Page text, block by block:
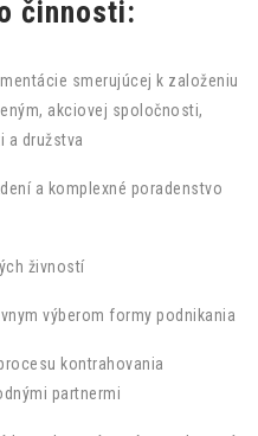
činnosti:
smerujúcej k založeniu
akciovej spoločnosti,
a družstva
a komplexné poradenstvo
živností
výberom formy podnikania
kontrahovania
partnermi